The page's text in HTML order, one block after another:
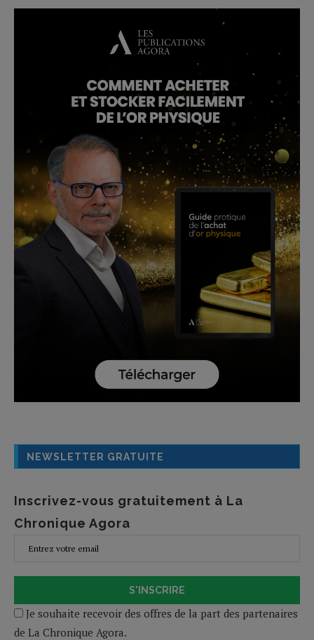
NEWSLETTER GRATUITE
Inscrivez-vous gratuitement à La
Chronique Agora
S'INSCRIRE
Je souhaite recevoir des offres de la part des partenaires
de La Chronique Agora.